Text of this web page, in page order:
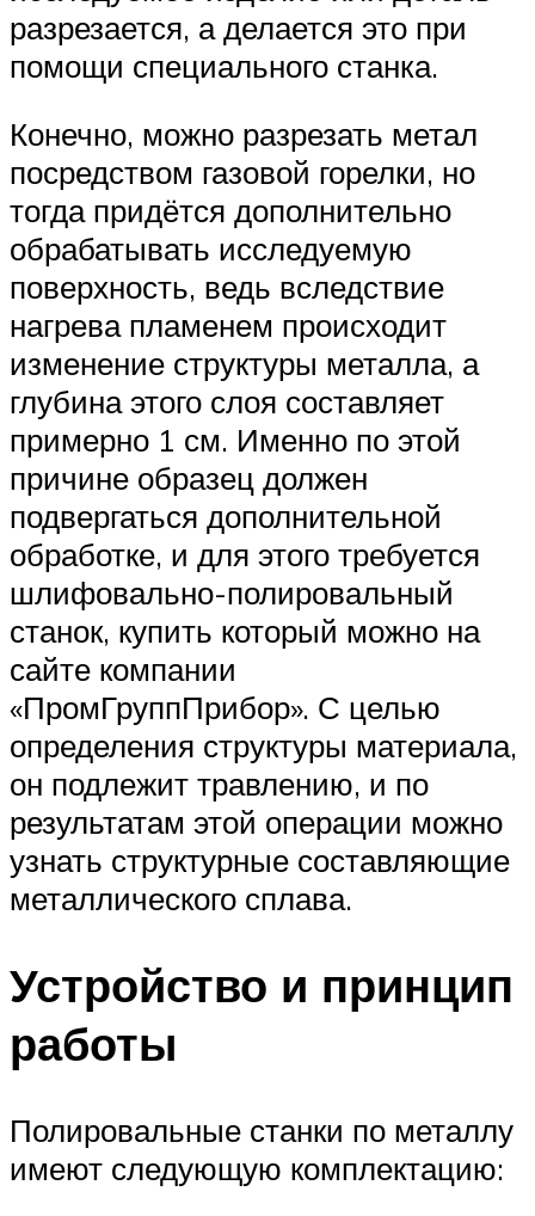
разрезается, а делается это при
помощи специального станка.
Конечно, можно разрезать метал
посредством газовой горелки, но
тогда придётся дополнительно
обрабатывать исследуемую
поверхность, ведь вследствие
нагрева пламенем происходит
изменение структуры металла, а
глубина этого слоя составляет
примерно 1 см. Именно по этой
причине образец должен
подвергаться дополнительной
обработке, и для этого требуется
шлифовально-полировальный
станок, купить который можно на
сайте компании
«ПромГруппПрибор». С целью
определения структуры материала,
он подлежит травлению, и по
результатам этой операции можно
узнать структурные составляющие
металлического сплава.
Устройство и принцип
работы
Полировальные станки по металлу
имеют следующую комплектацию: